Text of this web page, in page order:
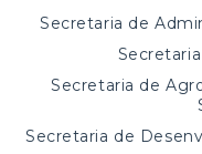
Secretaria de
Secretaria de
Secretaria de